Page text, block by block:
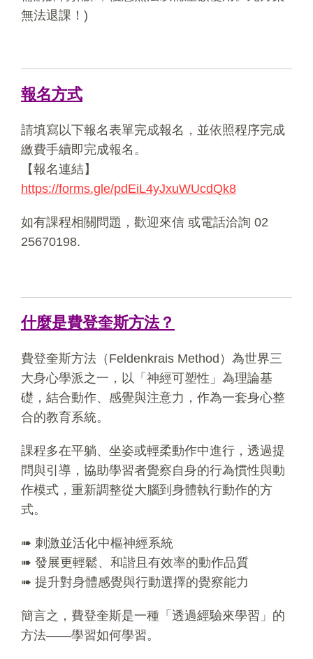
無法退課！)
報名方式
請填寫以下報名表單完成報名，並依照程序完成
繳費手續即完成報名。
【報名連結】
https://forms.gle/pdEiL4yJxuWUcdQk8
如有課程相關問題，歡迎來信 或電話洽詢 02
25670198.
什麼是費登奎斯方法？
費登奎斯方法（Feldenkrais Method）為世界三
大身心學派之一，以「神經可塑性」為理論基
礎，結合動作、感覺與注意力，作為一套身心整
合的教育系統。
課程多在平躺、坐姿或輕柔動作中進行，透過提
問與引導，協助學習者覺察自身的行為慣性與動
作模式，重新調整從大腦到身體執行動作的方
式。
➠ 刺激並活化中樞神經系統
➠ 發展更輕鬆、和諧且有效率的動作品質
➠ 提升對身體感覺與行動選擇的覺察能力
簡言之，費登奎斯是一種「透過經驗來學習」的
方法——學習如何學習。